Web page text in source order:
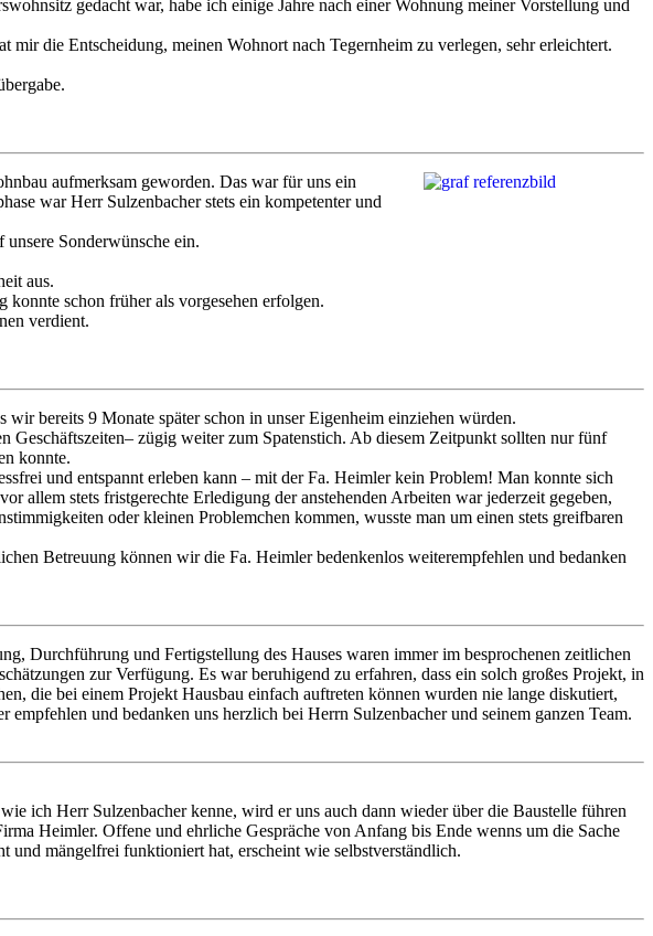
gedacht war, habe ich einige Jahre nach einer Wohnung meiner Vorstellung und
die Entscheidung, meinen Wohnort nach Tegernheim zu verlegen, sehr erleichtert.
aufmerksam geworden. Das war für uns ein
war Herr Sulzenbacher stets ein kompetenter und
Sonderwünsche ein.
aus.
konnte schon früher als vorgesehen erfolgen.
verdient.
bereits 9 Monate später schon in unser Eigenheim einziehen würden.
Geschäftszeiten– zügig weiter zum Spatenstich. Ab diesem Zeitpunkt sollten nur fünf
konnte.
und entspannt erleben kann – mit der Fa. Heimler kein Problem! Man konnte sich
allem stets fristgerechte Erledigung der anstehenden Arbeiten war jederzeit gegeben,
oder kleinen Problemchen kommen, wusste man um einen stets greifbaren
Betreuung können wir die Fa. Heimler bedenkenlos weiterempfehlen und bedanken
Durchführung und Fertigstellung des Hauses waren immer im besprochenen zeitlichen
zur Verfügung. Es war beruhigend zu erfahren, dass ein solch großes Projekt, in
die bei einem Projekt Hausbau einfach auftreten können wurden nie lange diskutiert,
und bedanken uns herzlich bei Herrn Sulzenbacher und seinem ganzen Team.
ich Herr Sulzenbacher kenne, wird er uns auch dann wieder über die Baustelle führen
Heimler. Offene und ehrliche Gespräche von Anfang bis Ende wenns um die Sache
und mängelfrei funktioniert hat, erscheint wie selbstverständlich.